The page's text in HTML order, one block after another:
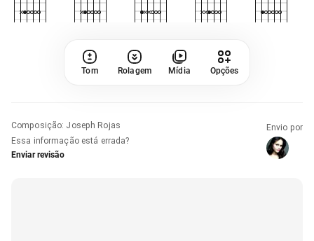
Tom Rolagem Mídia Opções
Composição: Joseph Rojas
Essa informação está errada?
Enviar revisão
Envio por